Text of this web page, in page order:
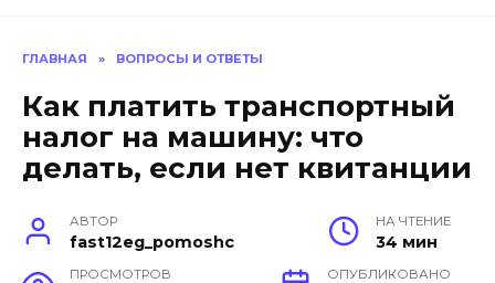
ГЛАВНАЯ » ВОПРОСЫ И ОТВЕТЫ
Как платить транспортный
налог на машину: что
делать, если нет квитанции
АВТОР
fast12eg_pomoshc
НА ЧТЕНИЕ
34 мин
ПРОСМОТРОВ ОПУБЛИКОВАНО